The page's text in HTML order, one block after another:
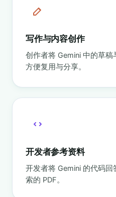
写作与内容创作
创作者将 Gemini 中的草
方便复用与分享。
开发者参考资料
开发者将 Gemini 的代码
索的 PDF。